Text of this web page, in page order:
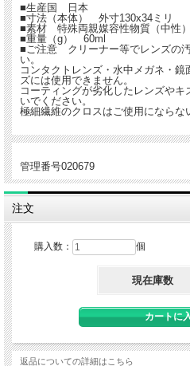
■生産国 日本
■寸法（本体） 外寸130x34ミリ
■素材 特殊両親媒容性物質（中性）
■重量（g） 60ml
■ご注意 クリーナー等でレンズの
い。
コンタクトレンズ・水中メガネ・
ズには使用できません。
コーティングが劣化したレンズや
いでください。
極細繊維のクロスはご使用にならな
管理番号020679
注文
購入数： 個
現在庫数
返品についての詳細はこちら